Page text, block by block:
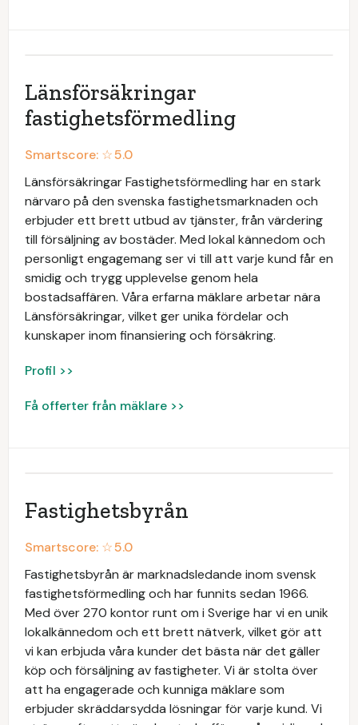
Länsförsäkringar
fastighetsförmedling
Smartscore: ☆5.0
Länsförsäkringar Fastighetsförmedling har en stark
närvaro på den svenska fastighetsmarknaden och
erbjuder ett brett utbud av tjänster, från värdering
till försäljning av bostäder. Med lokal kännedom och
personligt engagemang ser vi till att varje kund får en
smidig och trygg upplevelse genom hela
bostadsaffären. Våra erfarna mäklare arbetar nära
Länsförsäkringar, vilket ger unika fördelar och
kunskaper inom finansiering och försäkring.
Profil >>
Få offerter från mäklare >>
Fastighetsbyrån
Smartscore: ☆5.0
Fastighetsbyrån är marknadsledande inom svensk
fastighetsförmedling och har funnits sedan 1966.
Med över 270 kontor runt om i Sverige har vi en unik
lokalkännedom och ett brett nätverk, vilket gör att
vi kan erbjuda våra kunder det bästa när det gäller
köp och försäljning av fastigheter. Vi är stolta över
att ha engagerade och kunniga mäklare som
erbjuder skräddarsydda lösningar för varje kund. Vi